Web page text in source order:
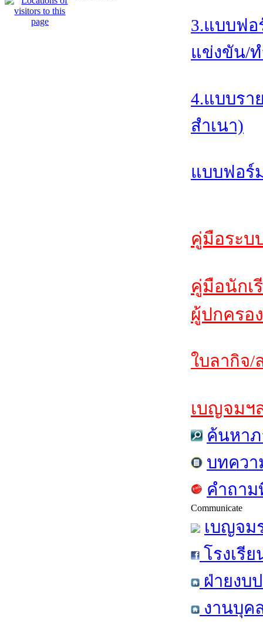
3.แบบฟอ
แข่งขัน/
4.แบบรา
สำเนา)
แบบฟอร์
คู่มือระบ
คู่มือนักเ
ผู้ปกครอ
ใบลากิจ/
เบญจมฯ
ค้นหาภ
บทควา
คำถา
Communicate
เบญจม
โรงเรี
ฝ่ายงบ
งานบุค